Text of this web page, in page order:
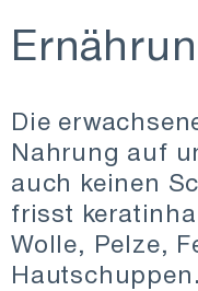
Die
Nahrung auf
auch keinen
frisst
Wolle, Pelze,
Hautschuppen.